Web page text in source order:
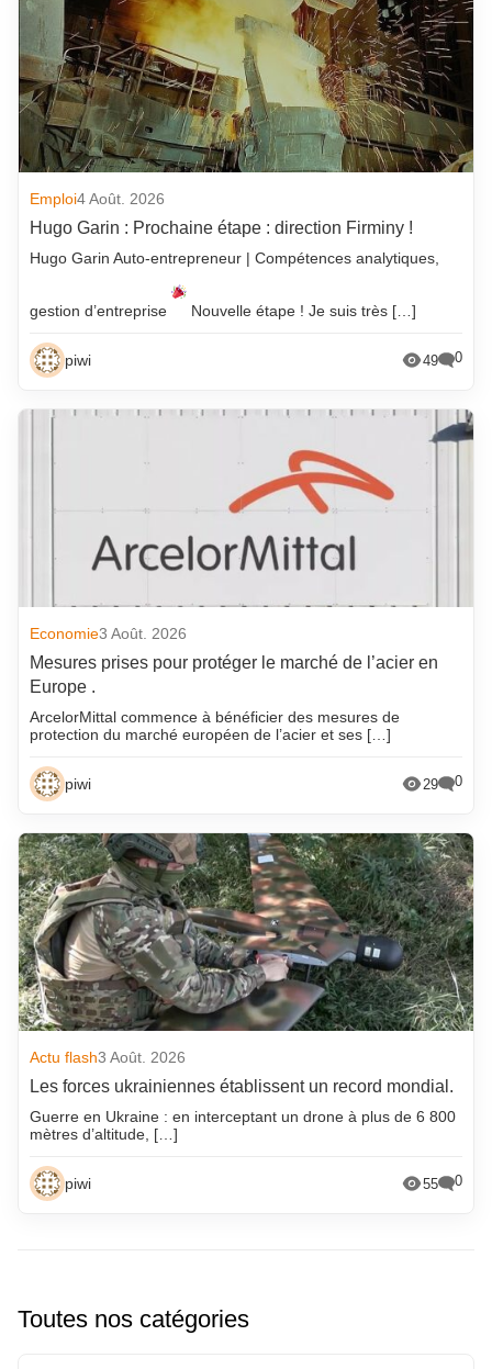
Emploi4 Août. 2026
Hugo Garin : Prochaine étape : direction Firminy !
Hugo Garin Auto-entrepreneur | Compétences analytiques,
gestion d’entreprise Nouvelle étape ! Je suis très […]
piwi 49 0
Economie3 Août. 2026
Mesures prises pour protéger le marché de l’acier en
Europe .
ArcelorMittal commence à bénéficier des mesures de
protection du marché européen de l’acier et ses […]
piwi 29 0
Actu flash3 Août. 2026
Les forces ukrainiennes établissent un record mondial.
Guerre en Ukraine : en interceptant un drone à plus de 6 800
mètres d’altitude, […]
piwi 55 0
Toutes nos catégories